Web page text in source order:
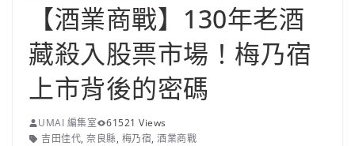
【酒業商戰】130年老酒
藏殺入股票市場！梅乃宿
上市背後的密碼
UMAI 編集室
61521 Views
吉田佳代, 奈良縣, 梅乃宿, 酒業商戰